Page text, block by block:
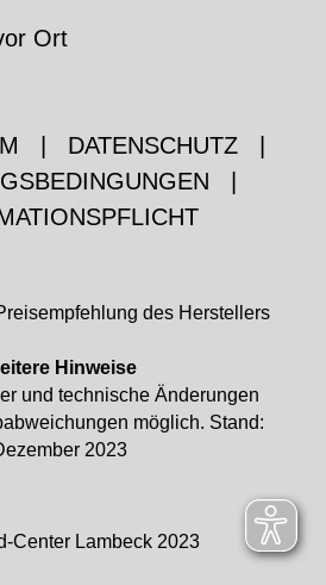
Ort
DATENSCHUTZ
des Herstellers
Hinweise
und technische Änderungen
möglich. Stand:
2023
Center Lambeck 2023